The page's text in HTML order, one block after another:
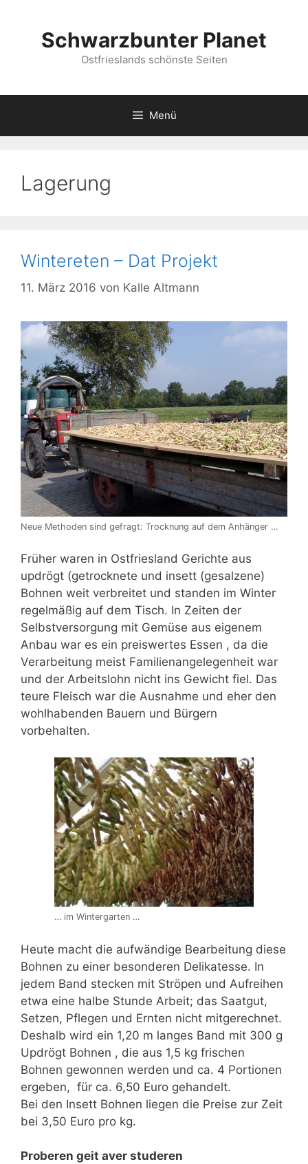
springenSchwarzbunter Planet
Ostfrieslands schönste Seiten
Menü
Lagerung
Wintereten – Dat Projekt
11. März 2016 von Kalle Altmann
Neue Methoden sind gefragt: Trocknung auf dem Anhänger …
Früher waren in Ostfriesland Gerichte aus
updrögt (getrocknete und insett (gesalzene)
Bohnen weit verbreitet und standen im Winter
regelmäßig auf dem Tisch. In Zeiten der
Selbstversorgung mit Gemüse aus eigenem
Anbau war es ein preiswertes Essen , da die
Verarbeitung meist Familienangelegenheit war
und der Arbeitslohn nicht ins Gewicht fiel. Das
teure Fleisch war die Ausnahme und eher den
wohlhabenden Bauern und Bürgern
vorbehalten.
… im Wintergarten …
Heute macht die aufwändige Bearbeitung diese
Bohnen zu einer besonderen Delikatesse. In
jedem Band stecken mit Ströpen und Aufreihen
etwa eine halbe Stunde Arbeit; das Saatgut,
Setzen, Pflegen und Ernten nicht mitgerechnet.
Deshalb wird ein 1,20 m langes Band mit 300 g
Updrögt Bohnen , die aus 1,5 kg frischen
Bohnen gewonnen werden und ca. 4 Portionen
ergeben, für ca. 6,50 Euro gehandelt.
Bei den Insett Bohnen liegen die Preise zur Zeit
bei 3,50 Euro pro kg.
Proberen geit aver studeren